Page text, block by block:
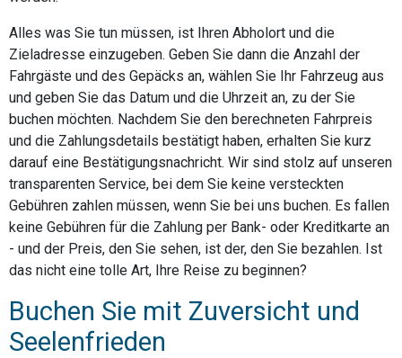
Alles was Sie tun müssen, ist Ihren Abholort und die
Zieladresse einzugeben. Geben Sie dann die Anzahl der
Fahrgäste und des Gepäcks an, wählen Sie Ihr Fahrzeug aus
und geben Sie das Datum und die Uhrzeit an, zu der Sie
buchen möchten. Nachdem Sie den berechneten Fahrpreis
und die Zahlungsdetails bestätigt haben, erhalten Sie kurz
darauf eine Bestätigungsnachricht. Wir sind stolz auf unseren
transparenten Service, bei dem Sie keine versteckten
Gebühren zahlen müssen, wenn Sie bei uns buchen. Es fallen
keine Gebühren für die Zahlung per Bank- oder Kreditkarte an
- und der Preis, den Sie sehen, ist der, den Sie bezahlen. Ist
das nicht eine tolle Art, Ihre Reise zu beginnen?
Buchen Sie mit Zuversicht und
Seelenfrieden